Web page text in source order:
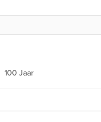
100 Jaar